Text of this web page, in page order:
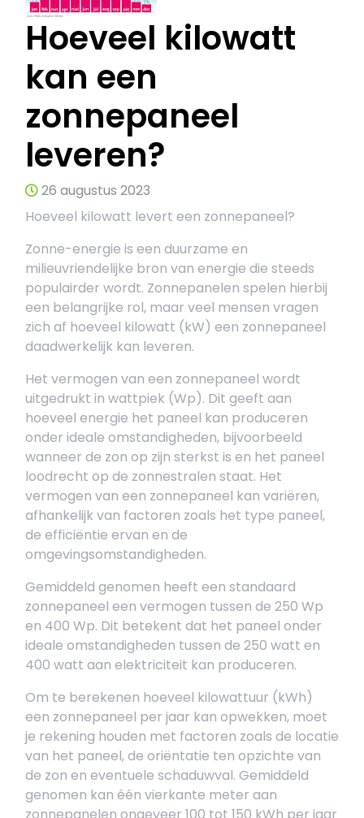
Hoeveel kilowatt
kan een
zonnepaneel
leveren?
26 augustus 2023
Hoeveel kilowatt levert een zonnepaneel?
Zonne-energie is een duurzame en
milieuvriendelijke bron van energie die steeds
populairder wordt. Zonnepanelen spelen hierbij
een belangrijke rol, maar veel mensen vragen
zich af hoeveel kilowatt (kW) een zonnepaneel
daadwerkelijk kan leveren.
Het vermogen van een zonnepaneel wordt
uitgedrukt in wattpiek (Wp). Dit geeft aan
hoeveel energie het paneel kan produceren
onder ideale omstandigheden, bijvoorbeeld
wanneer de zon op zijn sterkst is en het paneel
loodrecht op de zonnestralen staat. Het
vermogen van een zonnepaneel kan variëren,
afhankelijk van factoren zoals het type paneel,
de efficiëntie ervan en de
omgevingsomstandigheden.
Gemiddeld genomen heeft een standaard
zonnepaneel een vermogen tussen de 250 Wp
en 400 Wp. Dit betekent dat het paneel onder
ideale omstandigheden tussen de 250 watt en
400 watt aan elektriciteit kan produceren.
Om te berekenen hoeveel kilowattuur (kWh)
een zonnepaneel per jaar kan opwekken, moet
je rekening houden met factoren zoals de locatie
van het paneel, de oriëntatie ten opzichte van
de zon en eventuele schaduwval. Gemiddeld
genomen kan één vierkante meter aan